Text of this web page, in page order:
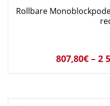
Rollbare
807,80€– 2